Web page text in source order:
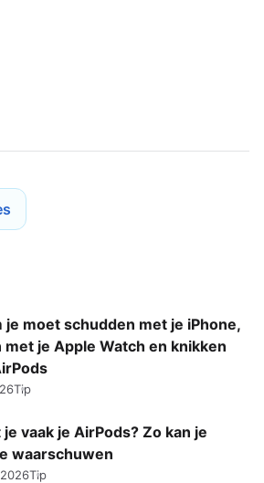
je moet schudden met je iPhone,
met je Apple Watch en knikken
Tip
vaak je AirPods? Zo kan je
waarschuwen
Tip